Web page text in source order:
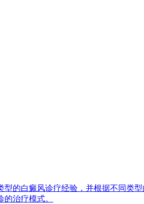
的白癜风诊疗经验，并根据不同类
治疗模式。